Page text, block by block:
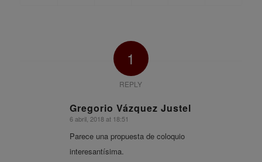
1
REPLY
Gregorio Vázquez Justel
says:
6 abril, 2018 at 18:51
Parece una propuesta de coloquio
interesantísima.